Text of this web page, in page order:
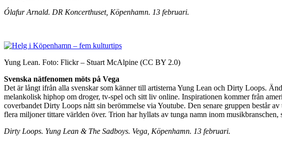
Ólafur Arnald. DR Koncerthuset, Köpenhamn. 13 februari.
Yung Lean. Foto: Flickr – Stuart McAlpine (CC BY 2.0)
Svenska nätfenomen möts på Vega
Det är långt ifrån alla svenskar som känner till artisterna Yung Lean och Dirty Loops.
melankolisk hiphop om droger, tv-spel och sitt liv online. Inspirationen kommer från
coverbandet Dirty Loops nått sin berömmelse via Youtube. Den senare gruppen består
flera miljoner tittare världen över. Trion har hyllats av tunga namn inom
Dirty Loops. Yung Lean & The Sadboys. Vega, Köpenhamn. 13 februari.